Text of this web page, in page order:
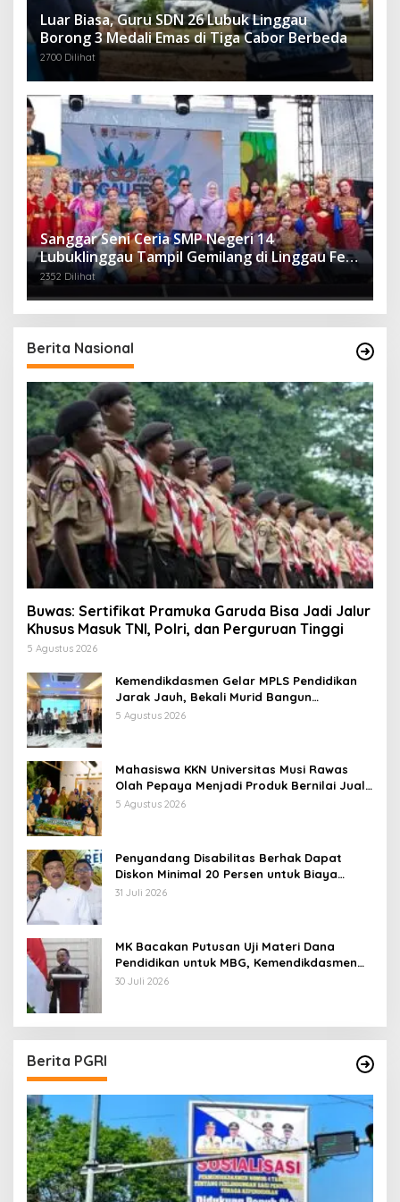
Luar Biasa, Guru SDN 26 Lubuk Linggau
Borong 3 Medali Emas di Tiga Cabor Berbeda
2700 Dilihat
Sanggar Seni Ceria SMP Negeri 14
Lubuklinggau Tampil Gemilang di Linggau Fest
2025
2352 Dilihat
Berita Nasional
Buwas: Sertifikat Pramuka Garuda Bisa Jadi Jalur
Khusus Masuk TNI, Polri, dan Perguruan Tinggi
5 Agustus 2026
Kemendikdasmen Gelar MPLS Pendidikan
Jarak Jauh, Bekali Murid Bangun
Kemandirian Belajar
5 Agustus 2026
Mahasiswa KKN Universitas Musi Rawas
Olah Pepaya Menjadi Produk Bernilai Jual
Tinggi, Dorong UMKM Desa Air Satan
5 Agustus 2026
Penyandang Disabilitas Berhak Dapat
Diskon Minimal 20 Persen untuk Biaya
Sekolah dan Kuliah
31 Juli 2026
MK Bacakan Putusan Uji Materi Dana
Pendidikan untuk MBG, Kemendikdasmen
Tunggu Implikasi Putusan
30 Juli 2026
Berita PGRI